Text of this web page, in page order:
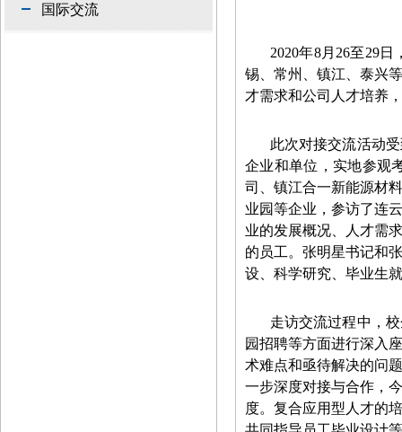
国际交流
2020年8月26至29
锡、常州、镇江、泰兴
才需求和公司人才培养
此次对接交流活动
企业和单位，实地参观
司、镇江合一新能源材
业园等企业，参访了连
业的发展概况、人才需
的员工。张明星书记和
设、科学研究、毕业生
走访交流过程中，
园招聘等方面进行深入
术难点和亟待解决的问
一步深度对接与合作，
度。复合应用型人才的